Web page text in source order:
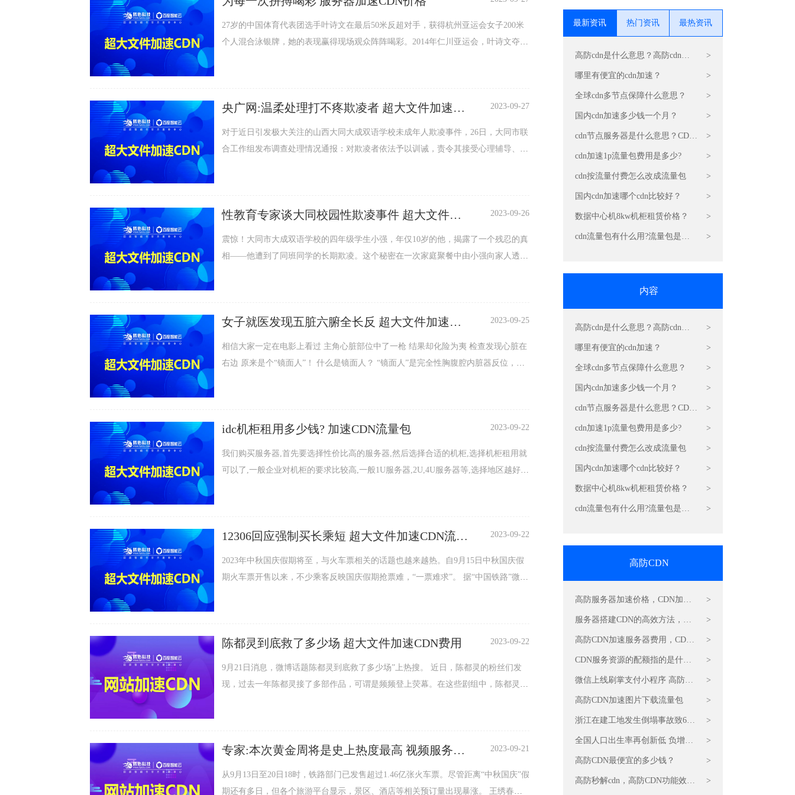
最新资讯 热门资讯 最热资讯
高防cdn是什么意思？高防cdn运
营原理是什么？
>
哪里有便宜的cdn加速？ >
全球cdn多节点保障什么意思？ >
国内cdn加速多少钱一个月？ >
cdn节点服务器是什么意思？CDN
的原理和作用
>
cdn加速1p流量包费用是多少? >
cdn按流量付费怎么改成流量包 >
国内cdn加速哪个cdn比较好？ >
数据中心机8kw机柜租赁价格？ >
cdn流量包有什么用?流量包是干
>
内容
高防cdn是什么意思？高防cdn运
营原理是什么？
>
哪里有便宜的cdn加速？ >
全球cdn多节点保障什么意思？ >
国内cdn加速多少钱一个月？ >
cdn节点服务器是什么意思？CDN
的原理和作用
>
cdn加速1p流量包费用是多少? >
cdn按流量付费怎么改成流量包 >
国内cdn加速哪个cdn比较好？ >
数据中心机8kw机柜租赁价格？ >
cdn流量包有什么用?流量包是干
>
高防CDN
高防服务器加速价格，CDN加速
服务器
>
服务器搭建CDN的高效方法，
CDN加速
>
高防CDN加速服务器费用，CDN
>
CDN服务资源的配额指的是什
么？
>
微信上线刷掌支付小程序 高防加
速CDN价格
>
高防CDN加速图片下载流量包 >
浙江在建工地发生倒塌事故致6死
6伤 CDN加速流量包双十一折扣
>
全国人口出生率再创新低 负增长
可能提前 高防CDN加速流量包怎
>
高防CDN最便宜的多少钱？ >
高防秒解cdn，高防CDN功能效果
>
27岁的中国体育代表团选手叶诗文在最后50米反超对手，获得杭州亚运会女子200米
个人混合泳银牌，她的表现赢得现场观众阵阵喝彩。2014年仁川亚运会，叶诗文夺得
纪录的成绩...
央广网:温柔处理打不疼欺凌者 超大文件加速
2023-09-27
对于近日引发极大关注的山西大同大成双语学校未成年人欺凌事件，26日，大同市联
合工作组发布调查处理情况通报：对欺凌者依法予以训诫，责令其接受心理辅导、行
凌行为已经刷新了...
性教育专家谈大同校园性欺凌事件 超大文件加
2023-09-26
震惊！大同市大成双语学校的四年级学生小强，年仅10岁的他，揭露了一个残忍的真
相——他遭到了同班同学的长期欺凌。这个秘密在一次家庭聚餐中由小强向家人透
也加入了这场恶行。...
女子就医发现五脏六腑全长反 超大文件加速
2023-09-25
相信大家一定在电影上看过 主角心脏部位中了一枪 结果却化险为夷 检查发现心脏在
右边 原来是个“镜面人”！ 什么是镜面人？ “镜面人”是完全性胸腹腔内脏器反位，指
idc机柜租用多少钱? 加速CDN流量包 2023-09-22
我们购买服务器,首先要选择性价比高的服务器,然后选择合适的机柜,选择机柜租用就
可以了,一般企业对机柜的要求比较高,一般1U服务器,2U,4U服务器等,选择地区越好,
12306回应强制买长乘短 超大文件加速CDN流量
2023-09-22
2023年中秋国庆假期将至，与火车票相关的话题也越来越热。自9月15日中秋国庆假
期火车票开售以来，不少乘客反映国庆假期抢票难，“一票难求”。 据“中国铁路”微信
陈都灵到底救了多少场 超大文件加速CDN费用 2023-09-22
9月21日消息，微博话题陈都灵到底救了多少场”上热搜。 近日，陈都灵的粉丝们发
现，过去一年陈都灵接了多部作品，可谓是频频登上荧幕。在这些剧组中，陈都灵频
专家:本次黄金周将是史上热度最高 视频服务器
2023-09-21
从9月13日至20日18时，铁路部门已发售超过1.46亿张火车票。尽管距离“中秋国庆”假
期还有多日，但各个旅游平台显示，景区、酒店等相关预订量出现暴涨。 王绣春建